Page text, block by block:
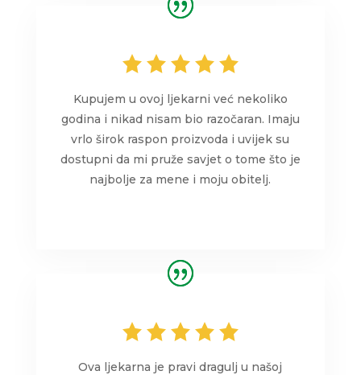
Kupujem u ovoj ljekarni već nekoliko
godina i nikad nisam bio razočaran. Imaju
vrlo širok raspon proizvoda i uvijek su
dostupni da mi pruže savjet o tome što je
najbolje za mene i moju obitelj.
Ova ljekarna je pravi dragulj u našoj